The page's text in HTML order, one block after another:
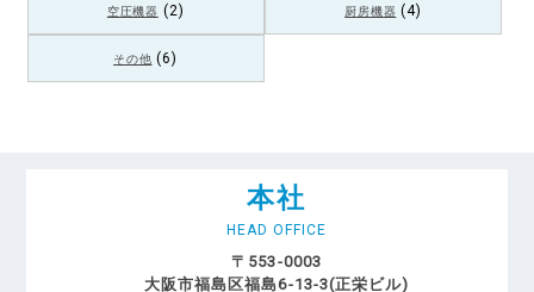
空圧機器 (2) 厨房機器 (4)
その他 (6)
本社
HEAD OFFICE
〒553-0003
大阪市福島区福島6-13-3(正栄ビル)